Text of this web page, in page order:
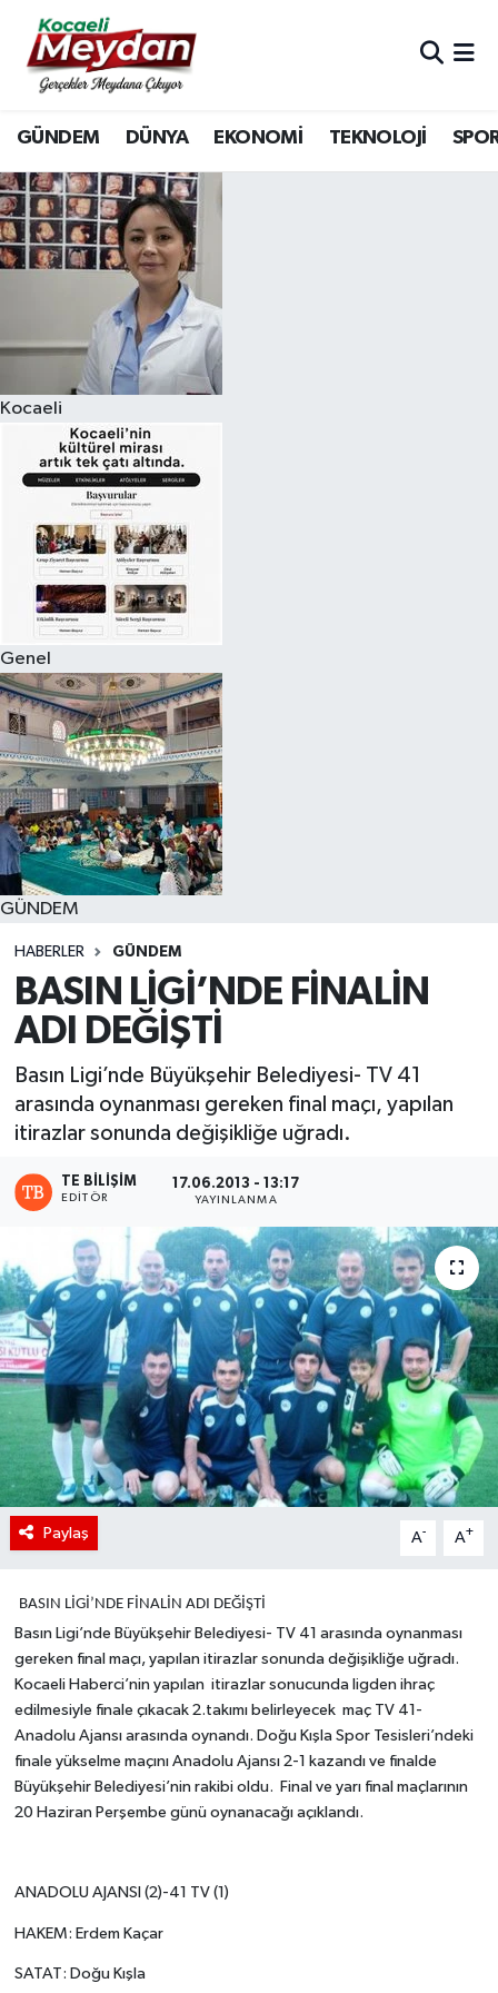
GÜNDEM DÜNYA EKONOMİ TEKNOLOJİ
Kocaeli
Genel
GÜNDEM
HABERLER GÜNDEM
BASIN LİGİ’NDE FİNALİN
ADI DEĞİŞTİ
Basın Ligi’nde Büyükşehir Belediyesi- TV 41
arasında oynanması gereken final maçı, yapılan
itirazlar sonunda değişikliğe uğradı.
TE BILIŞIM
EDITÖR
17.06.2013 - 13:17
YAYINLANMA
Paylaş A- A+
BASIN LİGİ’NDE FİNALİN ADI DEĞİŞTİ
Basın Ligi’nde Büyükşehir Belediyesi- TV 41 arasında oynanması
gereken final maçı, yapılan itirazlar sonunda değişikliğe uğradı.
Kocaeli Haberci’nin yapılan itirazlar sonucunda ligden ihraç
edilmesiyle finale çıkacak 2.takımı belirleyecek maç TV 41-
Anadolu Ajansı arasında oynandı. Doğu Kışla Spor Tesisleri’ndeki
finale yükselme maçını Anadolu Ajansı 2-1 kazandı ve finalde
Büyükşehir Belediyesi’nin rakibi oldu. Final ve yarı final maçlarının
20 Haziran Perşembe günü oynanacağı açıklandı.
ANADOLU AJANSI (2)-41 TV (1)
HAKEM: Erdem Kaçar
SATAT: Doğu Kışla
Nöbetçi Eczaneler
Hava Durumu
Trafik Durumu
Süper Lig Puan Durumu ve Fikstür
Tüm Manşetler
Son Dakika Haberleri
Haber Arşivi